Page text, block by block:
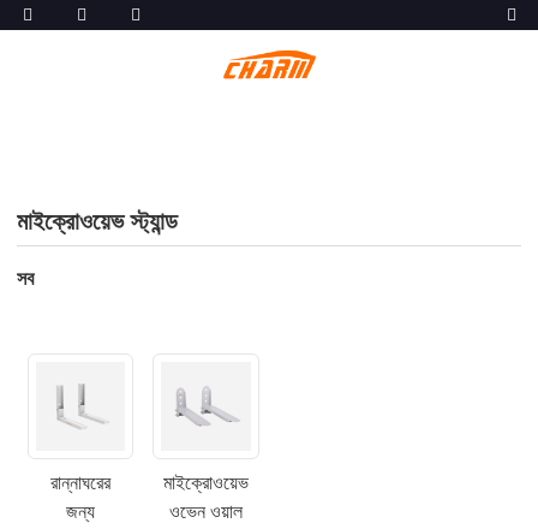
মাইক্রোওয়েভ স্ট্যান্ড
সব
রান্নাঘরের
জন্য
মাইক্রোওয়েভ
ওভেন ওয়াল